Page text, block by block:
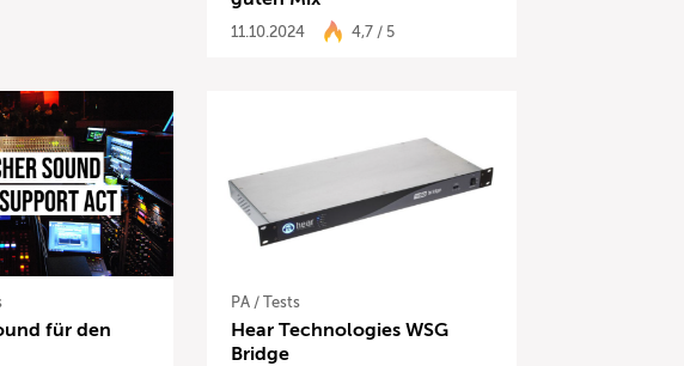
11.10.2024 4,7 / 5
für den
PA /Tests
Hear Technologies WSG
Bridge